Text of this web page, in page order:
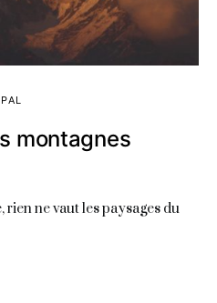
montagnes
ne vaut les paysages du